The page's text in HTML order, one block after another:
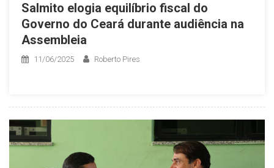
Salmito elogia equilíbrio fiscal do
Governo do Ceará durante audiência na
Assembleia
11/06/2025 Roberto Pires